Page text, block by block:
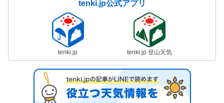
tenki.jp公式アプリ
tenki.jp tenki.jp 登山天気